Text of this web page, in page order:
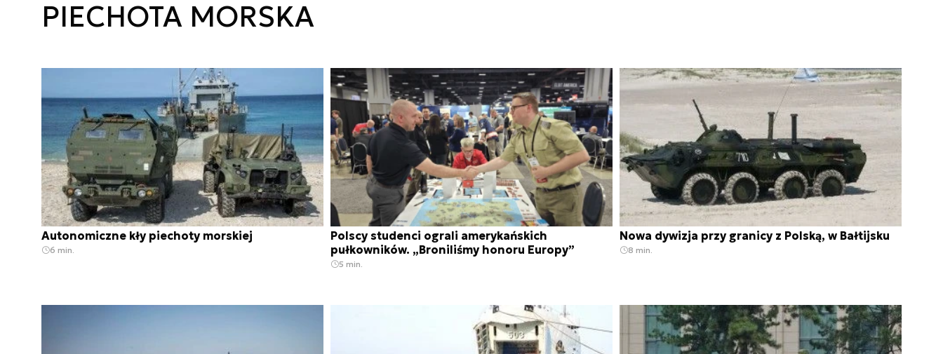
PIECHOTA MORSKA
Autonomiczne kły piechoty morskiej
6 min.
Polscy studenci ograli amerykańskich
pułkowników. „Broniliśmy honoru Europy”
5 min.
Nowa dywizja przy granicy z Polską, w Bałtijsku
8 min.